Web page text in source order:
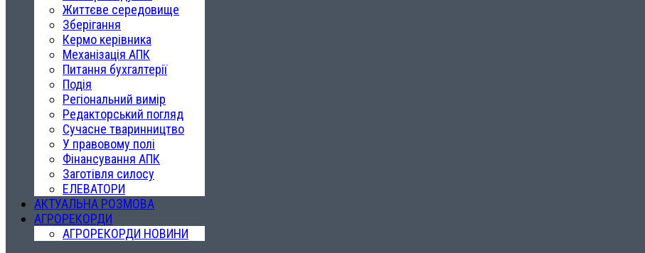
Життєве середовище
Зберігання
Кермо керівника
Механізація АПК
Питання бухгалтерії
Подія
Регіональний вимір
Редакторський погляд
Сучасне тваринництво
У правовому полі
Фінансування АПК
Заготівля силосу
ЕЛЕВАТОРИ
АКТУАЛЬНА РОЗМОВА
АГРОРЕКОРДИ
АГРОРЕКОРДИ НОВИНИ